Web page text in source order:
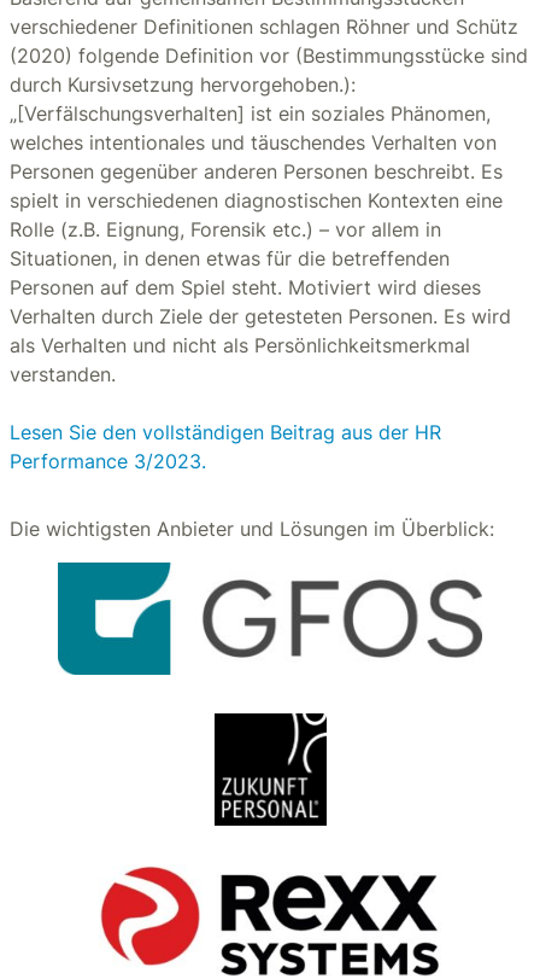
verschiedener Definitionen schlagen Röhner und Schütz
(2020) folgende Definition vor (Bestimmungsstücke sind
durch Kursivsetzung hervorgehoben.):
„[Verfälschungsverhalten] ist ein soziales Phänomen,
welches intentionales und täuschendes Verhalten von
Personen gegenüber anderen Personen beschreibt. Es
spielt in verschiedenen diagnostischen Kontexten eine
Rolle (z.B. Eignung, Forensik etc.) – vor allem in
Situationen, in denen etwas für die betreffenden
Personen auf dem Spiel steht. Motiviert wird dieses
Verhalten durch Ziele der getesteten Personen. Es wird
als Verhalten und nicht als Persönlichkeitsmerkmal
verstanden.
Lesen Sie den vollständigen Beitrag aus der HR
Performance 3/2023.
Die wichtigsten Anbieter und Lösungen im Überblick: